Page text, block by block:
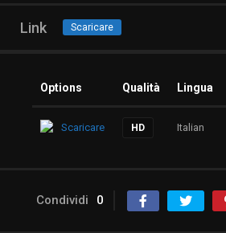
Link Scaricare
Options Qualità Lingua
Scaricare HD Italian
Condividi 0